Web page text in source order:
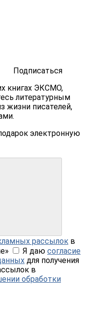
Подписаться
книгах ЭКСМО,
литературным
жизни писателей,
электронную
рассылок в
Я даю согласие
для получения
в
обработки